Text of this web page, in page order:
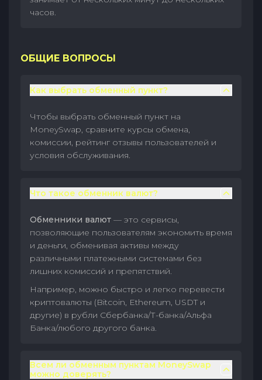
часов.
ОБЩИЕ ВОПРОСЫ
Как выбрать обменный пункт?
Чтобы выбрать обменный пункт на
MoneySwap, сравните курсы обмена,
комиссии, рейтинг отзывы пользователей и
условия обслуживания.
Что такое обменник валют?
Обменники валют — это сервисы,
позволяющие пользователям экономить время
и деньги, обменивая активы между
различными платежными системами без
лишних комиссий и препятствий.
Например, можно быстро и легко перевести
криптовалюты (Bitcoin, Ethereum, USDT и
другие) в рубли Сбербанка/Т-банка/Альфа
Банка/любого другого банка.
Всем ли обменным пунктам MoneySwap
можно доверять?